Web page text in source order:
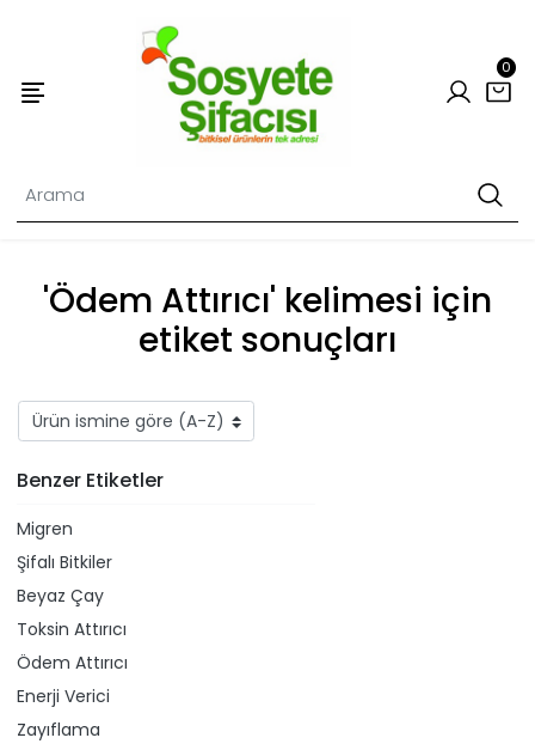
0
'Ödem Attırıcı' kelimesi için
etiket sonuçları
Benzer Etiketler
Migren
Şifalı Bitkiler
Beyaz Çay
Toksin Attırıcı
Ödem Attırıcı
Enerji Verici
Zayıflama